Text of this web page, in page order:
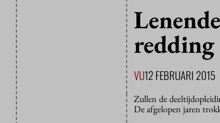
VU12 FEBRUARI 2015
Zullen de
De afgelopen jaren